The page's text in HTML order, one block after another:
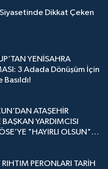
Dikkat Çeken
YENİSAHRA
3 Adada Dönüşüm İçin
ATAŞEHİR
BAŞKAN YARDIMCISI
"HAYIRLI OLSUN"
PERONLARI TARİH